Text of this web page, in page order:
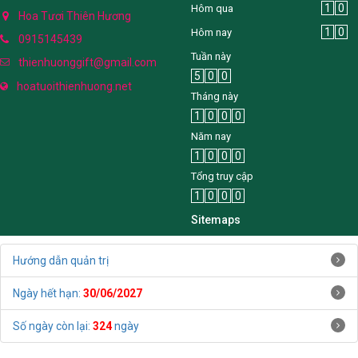
Hoa Tươi Thiên Hương
0915145439
thienhuonggift@gmail.com
hoatuoithienhuong.net
Hôm qua 1 0
Hôm nay 1 0
Tuần này
5 0 0
Tháng này
1 0 0 0
Năm nay
1 0 0 0
Tổng truy cập
1 0 0
0
Sitemaps
Hướng dẫn quản trị
Ngày hết hạn: 30/06/2027
Số ngày còn lại: 324ngày